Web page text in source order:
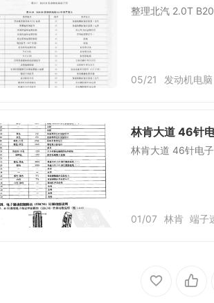
整理北汽 2.0T
05/21 发动机电脑
林肯大道 46针
林肯大道 46针电子
01/07 林肯 端子